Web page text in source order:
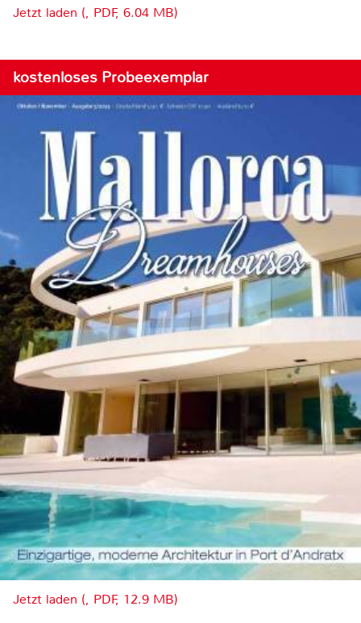
Jetzt laden (, PDF, 6.04 MB)
kostenloses Probeexemplar
Jetzt laden (, PDF, 12.9 MB)